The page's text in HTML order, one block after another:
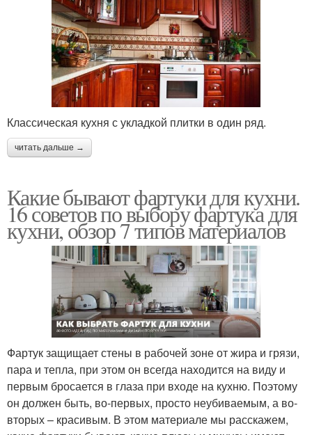
Классическая кухня с укладкой плитки в один ряд.
читать дальше →
Какие бывают фартуки для кухни.
16 советов по выбору фартука для
кухни, обзор 7 типов материалов
Фартук защищает стены в рабочей зоне от жира и грязи,
пара и тепла, при этом он всегда находится на виду и
первым бросается в глаза при входе на кухню. Поэтому
он должен быть, во-первых, просто неубиваемым, а во-
вторых – красивым. В этом материале мы расскажем,